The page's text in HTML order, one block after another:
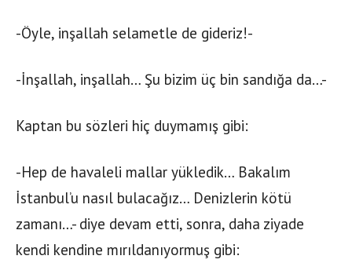
-Öyle, inşallah selametle de gideriz!-
-İnşallah, inşallah… Şu bizim üç bin sandığa da…-
Kaptan bu sözleri hiç duymamış gibi:
-Hep de havaleli mallar yükledik… Bakalım
İstanbul’u nasıl bulacağız… Denizlerin kötü
zamanı…- diye devam etti, sonra, daha ziyade
kendi kendine mırıldanıyormuş gibi: